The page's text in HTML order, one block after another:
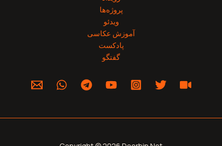
پروژه‌‌ها
ویدئو
آموزش عکاسی
پادکست
گفتگو